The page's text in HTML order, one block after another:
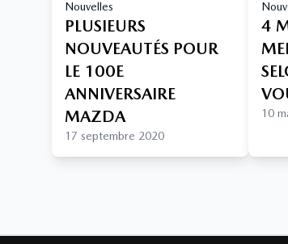
Nouvelles
PLUSIEURS
NOUVEAUTÉS POUR
LE 100E
ANNIVERSAIRE
MAZDA
17 septembre 2020
4
10